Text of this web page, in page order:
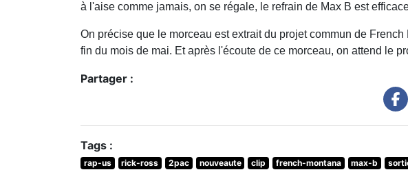
à l'aise comme jamais, on se régale, le refrain de Max B est
On précise que le morceau est extrait du projet commun de
fin du mois de mai. Et après l'écoute de ce morceau, on attend le
Partager :
Tags :
rap-us rick-ross 2pac nouveaute clip french-montana max-b